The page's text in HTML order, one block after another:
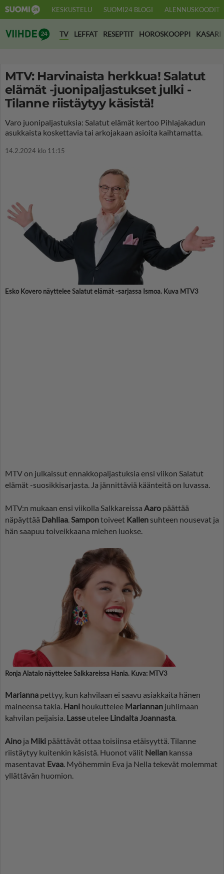
KESKUSTELU SUOMI24 BLOGI ALENNUSKOODIT
Suomi24 Viihde
TV LEFFAT RESEPTIT HOROSKOOPPI KASARI
MTV: Harvinaista herkkua! Salatut
elämät -juonipaljastukset julki -
Tilanne riistäytyy käsistä!
Varo juonipaljastuksia: Salatut elämät kertoo Pihlajakadun
asukkaista koskettavia tai arkojakaan asioita kaihtamatta.
14.2.2024 klo 11:15
Esko Kovero näyttelee Salatut elämät -sarjassa Ismoa. Kuva MTV3
MTV on julkaissut ennakkopaljastuksia ensi viikon Salatut
elämät -suosikkisarjasta. Ja jännittäviä käänteitä on luvassa.
MTV:n mukaan ensi viikolla Salkkareissa Aaro päättää
näpäyttää Dahliaa.Sampontoiveet Kallen suhteen nousevat ja
hän saapuu toiveikkaana miehen luokse.
Ronja Alatalo näyttelee Salkkareissa Hania. Kuva: MTV3
Marianna pettyy, kun kahvilaan ei saavu asiakkaita hänen
maineensa takia. Hani houkuttelee Mariannan juhlimaan
kahvilan peijaisia. Lasseutelee Lindalta Joannasta
Aino ja Miki päättävät ottaa toisiinsa etäisyyttä. Tilanne
riistäytyy kuitenkin käsistä. Huonot välit Nellan kanssa
masentavat Evaa . Myöhemmin Eva ja Nella tekevät molemmat
yllättävän huomion.